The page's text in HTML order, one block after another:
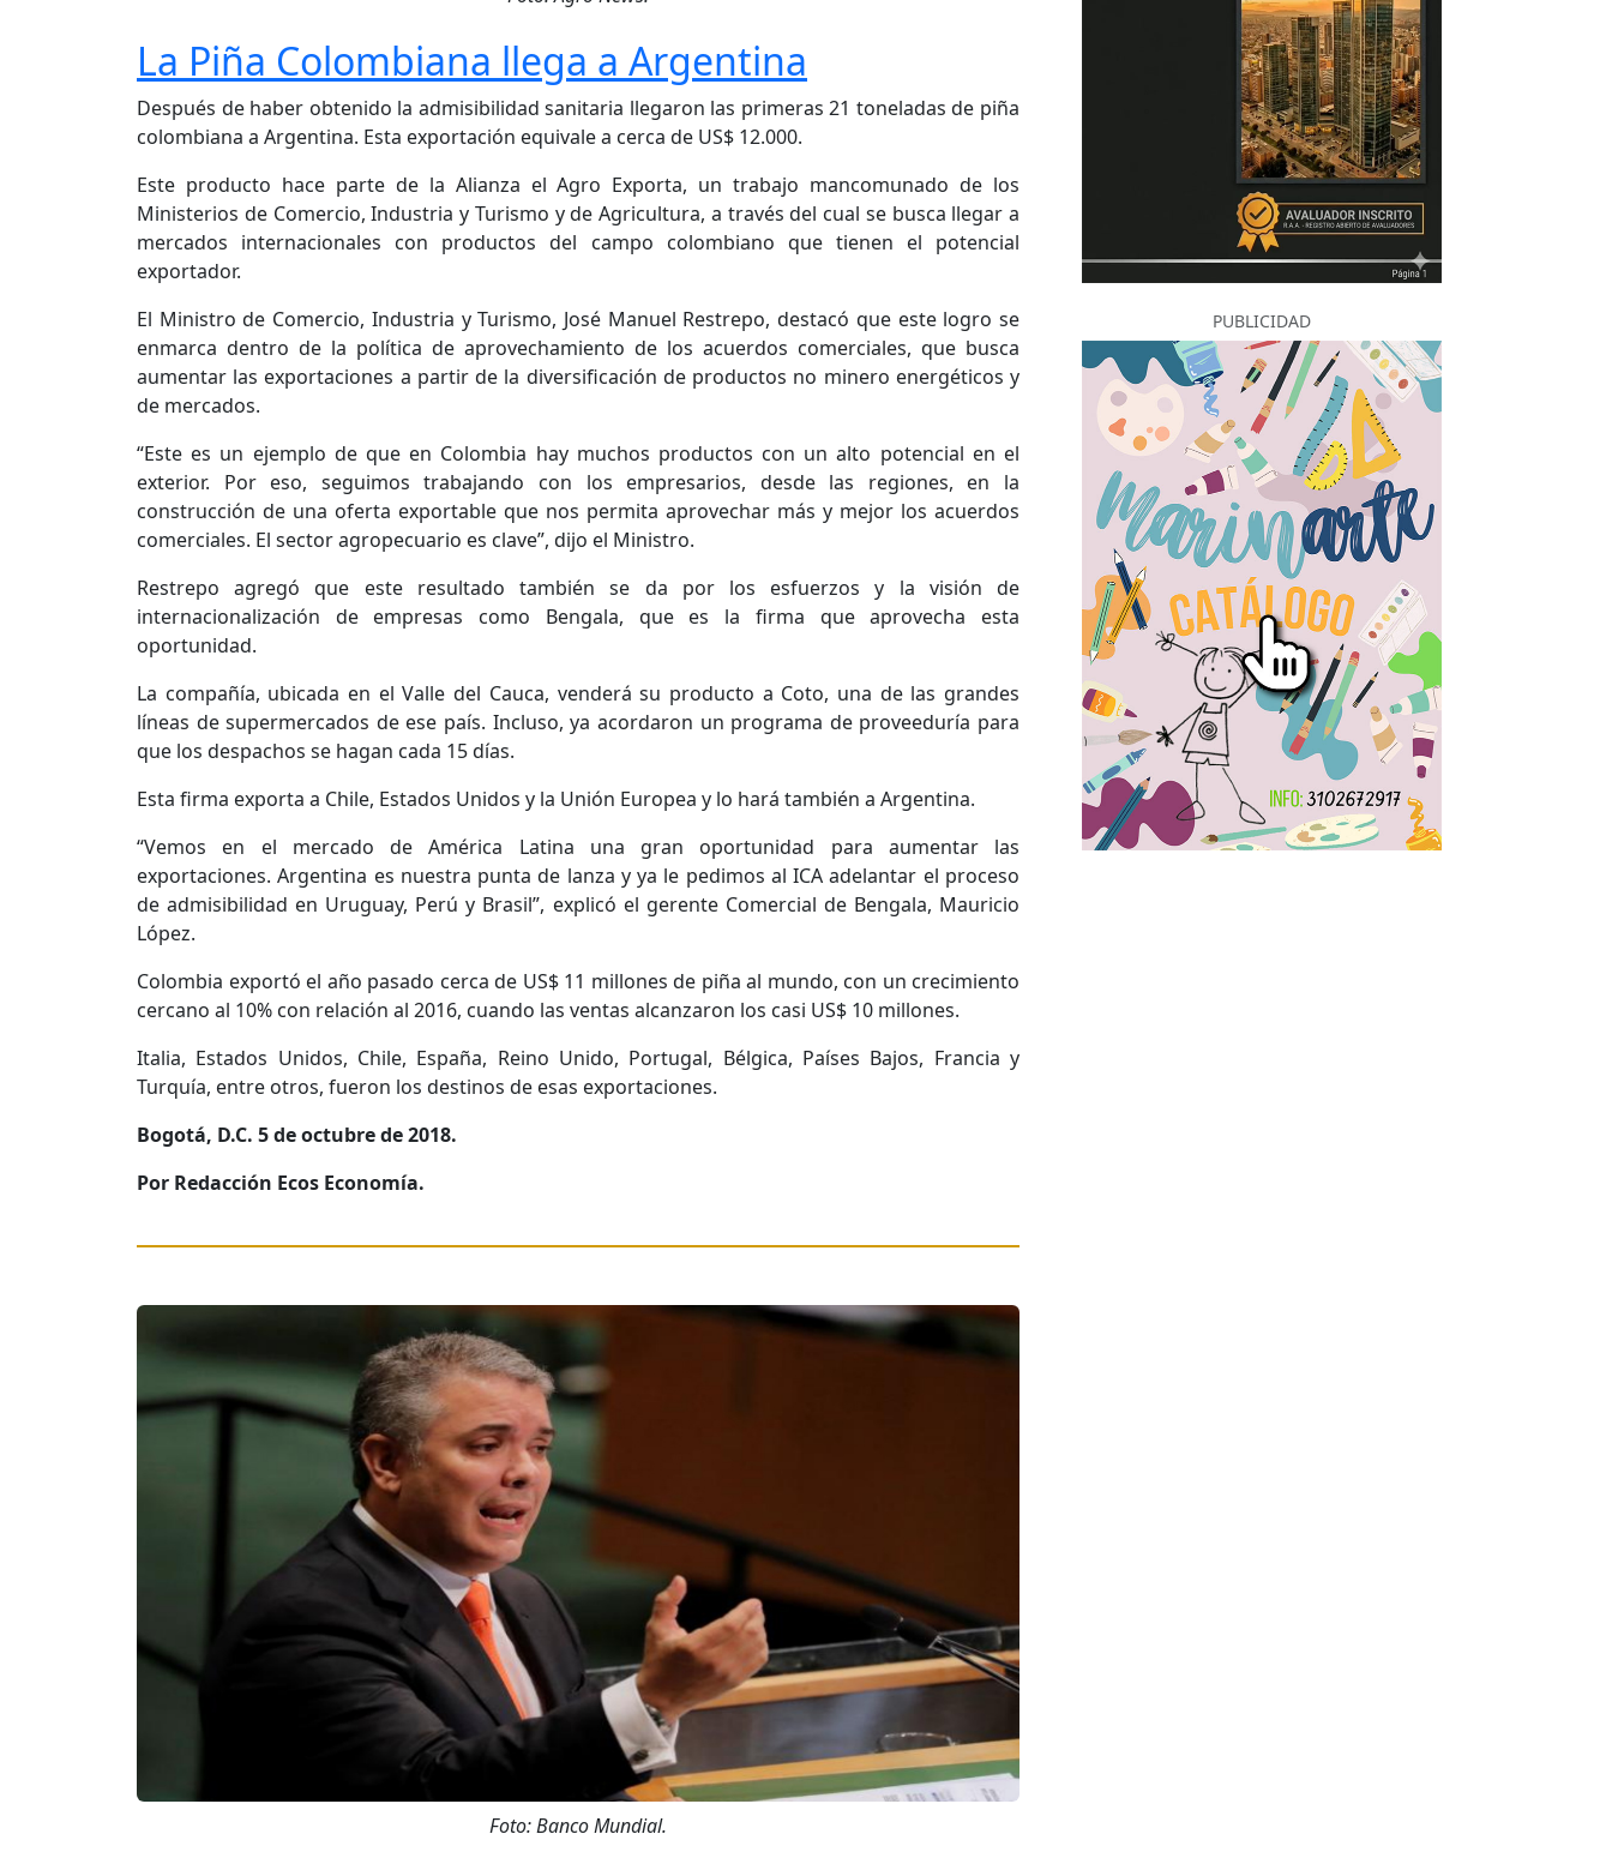
La Piña Colombiana llega a Argentina
Después de haber obtenido la admisibilidad sanitaria llegaron las primeras 21 toneladas de piña
colombiana a Argentina. Esta exportación equivale a cerca de US$ 12.000.
Este producto hace parte de la Alianza el Agro Exporta, un trabajo mancomunado de los
Ministerios de Comercio, Industria y Turismo y de Agricultura, a través del cual se busca llegar a
mercados internacionales con productos del campo colombiano que tienen el potencial
exportador.
El Ministro de Comercio, Industria y Turismo, José Manuel Restrepo, destacó que este logro se
enmarca dentro de la política de aprovechamiento de los acuerdos comerciales, que busca
aumentar las exportaciones a partir de la diversificación de productos no minero energéticos y
de mercados.
“Este es un ejemplo de que en Colombia hay muchos productos con un alto potencial en el
exterior. Por eso, seguimos trabajando con los empresarios, desde las regiones, en la
construcción de una oferta exportable que nos permita aprovechar más y mejor los acuerdos
comerciales. El sector agropecuario es clave”, dijo el Ministro.
Restrepo agregó que este resultado también se da por los esfuerzos y la visión de
internacionalización de empresas como Bengala, que es la firma que aprovecha esta
oportunidad.
La compañía, ubicada en el Valle del Cauca, venderá su producto a Coto, una de las grandes
líneas de supermercados de ese país. Incluso, ya acordaron un programa de proveeduría para
que los despachos se hagan cada 15 días.
Esta firma exporta a Chile, Estados Unidos y la Unión Europea y lo hará también a Argentina.
“Vemos en el mercado de América Latina una gran oportunidad para aumentar las
exportaciones. Argentina es nuestra punta de lanza y ya le pedimos al ICA adelantar el proceso
de admisibilidad en Uruguay, Perú y Brasil”, explicó el gerente Comercial de Bengala, Mauricio
López.
Colombia exportó el año pasado cerca de US$ 11 millones de piña al mundo, con un crecimiento
cercano al 10% con relación al 2016, cuando las ventas alcanzaron los casi US$ 10 millones.
Italia, Estados Unidos, Chile, España, Reino Unido, Portugal, Bélgica, Países Bajos, Francia y
Turquía, entre otros, fueron los destinos de esas exportaciones.
Bogotá, D.C. 5 de octubre de 2018.
Por Redacción Ecos Economía.
Foto: Banco Mundial.
PUBLICIDAD